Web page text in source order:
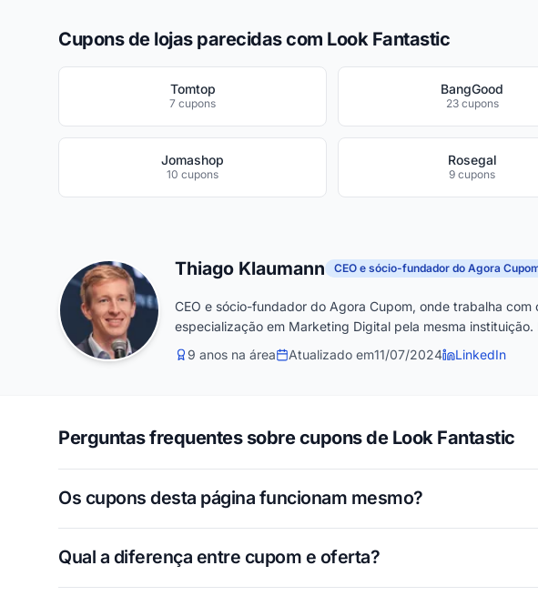
Cupons de lojas parecidas com Look Fantastic
Tomtop
7 cupons
BangGood
23 cupons
Jomashop
10 cupons
Rosegal
9 cupons
Thiago Klaumann CEO e sócio-fundador do Agora
CEO e sócio-fundador do Agora Cupom, onde trabalha
especialização em Marketing Digital pela mesma
9 anos na área
Atualizado em11/07/2024 LinkedIn
Perguntas frequentes sobre cupons de Look Fantastic
Os cupons desta página funcionam mesmo?
Qual a diferença entre cupom e oferta?